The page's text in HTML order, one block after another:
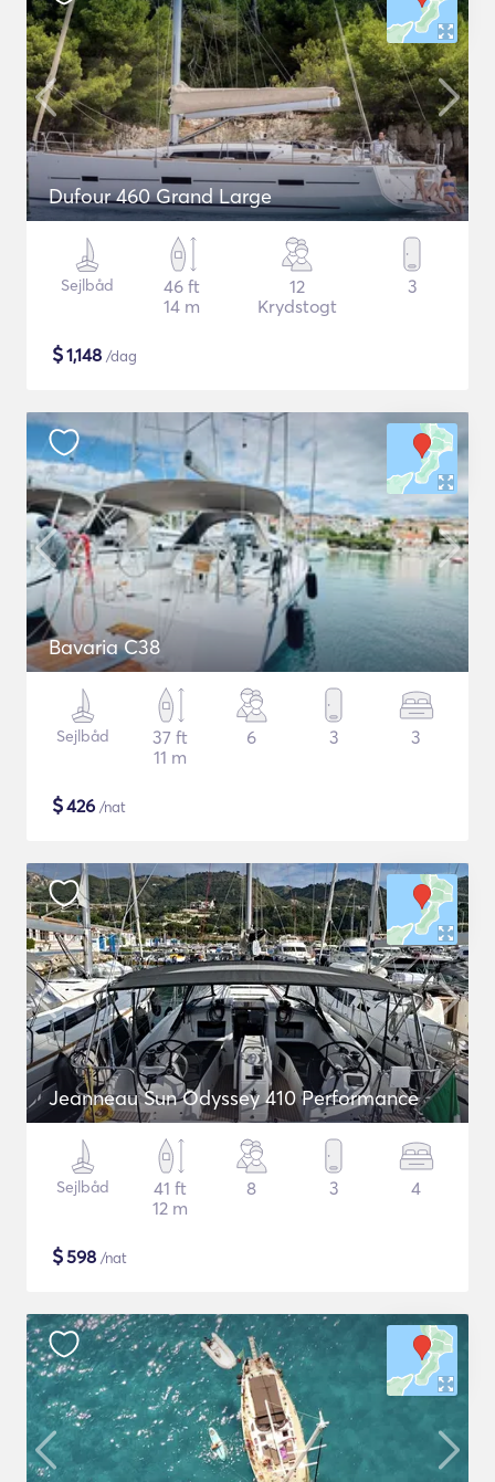
Dufour 460 Grand Large
Sejlbåd
46 ft
14 m
12
Krydstogt
3
$1,148 /dag
Bavaria C38
Sejlbåd
37 ft
11 m
6 3 3
$426 /nat
Jeanneau Sun Odyssey 410 Performance
Sejlbåd
41 ft
12 m
8 3 4
$598 /nat